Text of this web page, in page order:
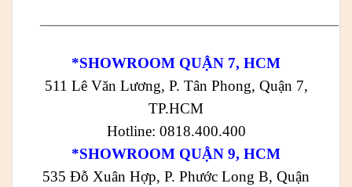
————————————————————
*SHOWROOM QUẬN 7, HCM
511 Lê Văn Lương, P. Tân Phong, Quận 7,
TP.HCM
Hotline: 0818.400.400
*SHOWROOM QUẬN 9, HCM
535 Đỗ Xuân Hợp, P. Phước Long B, Quận